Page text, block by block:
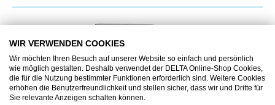
WIR VERWENDEN COOKIES
Wir möchten Ihren Besuch auf unserer Website so einfach und persönlich
wie möglich gestalten. Deshalb verwendet der DELTA Online-Shop Cookies,
die für die Nutzung bestimmter Funktionen erforderlich sind. Weitere Cookies
erhöhen die Benutzerfreundlichkeit und stellen sicher, dass wir und Dritte für
Sie relevante Anzeigen schalten können.